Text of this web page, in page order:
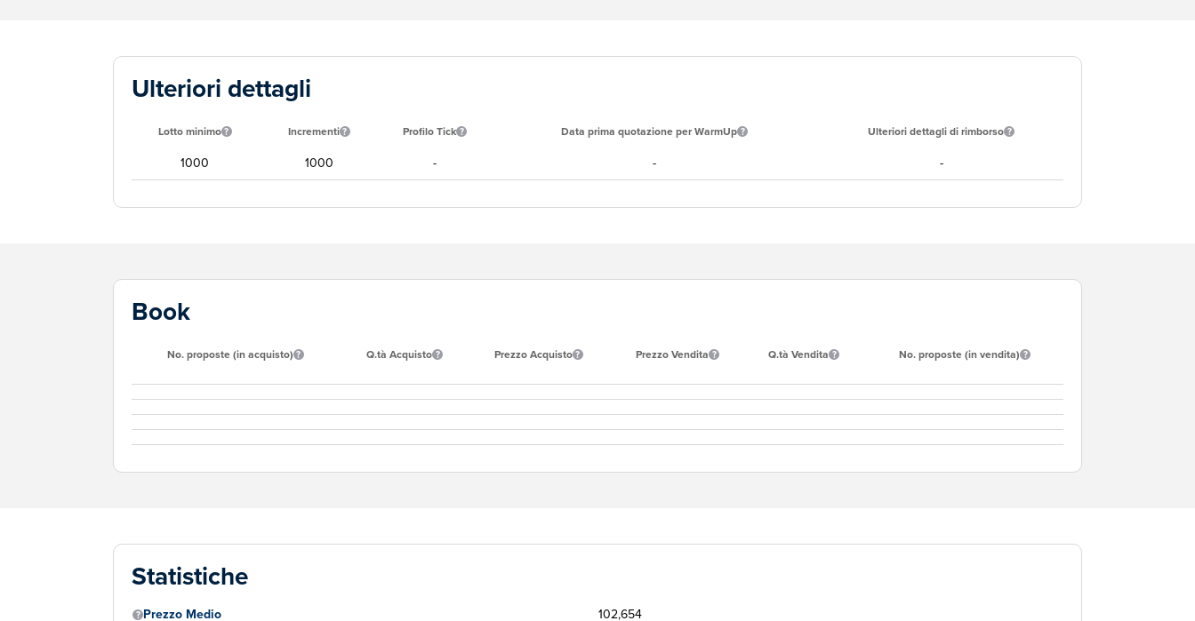
Ulteriori dettagli
Lotto minimo Incrementi Profilo Tick Data prima quotazione per WarmUp Ulteriori dettagli di rimborso
1000 1000 - - -
Book
No. proposte (in acquisto) Q.tà Acquisto Prezzo Acquisto Prezzo Vendita Q.tà Vendita No. proposte (in vendita)
Statistiche
Prezzo Medio
102,654